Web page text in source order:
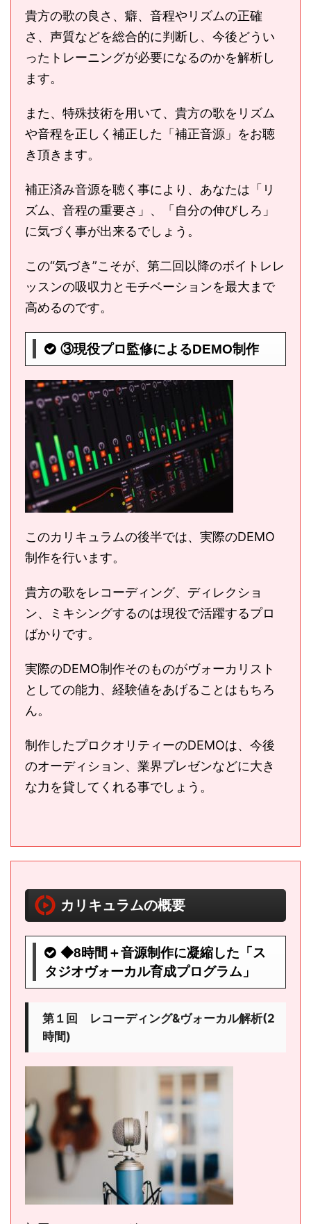
貴方の歌の良さ、癖、音程やリズムの正確
さ、声質などを総合的に判断し、今後どうい
ったトレーニングが必要になるのかを解析し
ます。
また、特殊技術を用いて、貴方の歌をリズム
や音程を正しく補正した「補正音源」をお聴
き頂きます。
補正済み音源を聴く事により、あなたは「リ
ズム、音程の重要さ」、「自分の伸びしろ」
に気づく事が出来るでしょう。
この“気づき”こそが、第二回以降のボイトレレ
ッスンの吸収力とモチベーションを最大まで
高めるのです。
③現役プロ監修によるDEMO制作
このカリキュラムの後半では、実際のDEMO
制作を行います。
貴方の歌をレコーディング、ディレクショ
ン、ミキシングするのは現役で活躍するプロ
ばかりです。
実際のDEMO制作そのものがヴォーカリスト
としての能力、経験値をあげることはもちろ
ん。
制作したプロクオリティーのDEMOは、今後
のオーディション、業界プレゼンなどに大き
な力を貸してくれる事でしょう。
カリキュラムの概要
◆8時間＋音源制作に凝縮した「ス
タジオヴォーカル育成プログラム」
第１回 レコーディング&ヴォーカル解析(2
時間)